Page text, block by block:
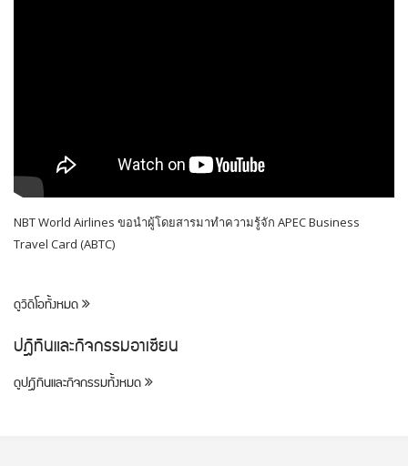
NBT World Airlines ขอนำผู้โดยสารมาทำความรู้จัก APEC Business
Travel Card (ABTC)
ดูวิดีโอทั้งหมด
ปฎิทินและกิจกรรมอาเซียน
ดูปฎิทินและกิจกรรมทั้งหมด